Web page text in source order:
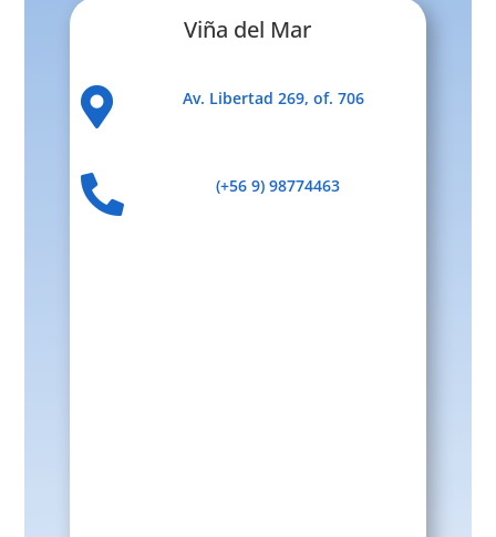
Viña del Mar
 Av. Libertad 269, of. 706
 (+56 9) 98774463